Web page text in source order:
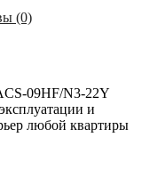
(0)
09HF/N3-22Y
и
любой квартиры